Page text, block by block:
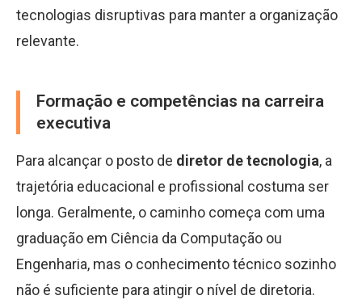
tecnologias disruptivas para manter a organização
relevante.
Formação e competências na carreira
executiva
Para alcançar o posto de diretor de tecnologia, a
trajetória educacional e profissional costuma ser
longa. Geralmente, o caminho começa com uma
graduação em Ciência da Computação ou
Engenharia, mas o conhecimento técnico sozinho
não é suficiente para atingir o nível de diretoria.